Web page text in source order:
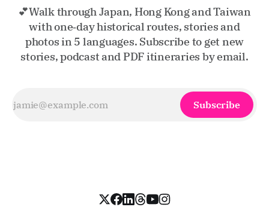
💕Walk through Japan, Hong Kong and Taiwan
with one‑day historical routes, stories and
photos in 5 languages. Subscribe to get new
stories, podcast and PDF itineraries by email.
Subscribe